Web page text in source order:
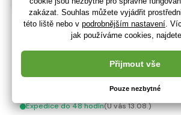
COREL Scotland 1:64 kit
3 485 Kč
Expedice do 48 hodín(U vás 13.08.)